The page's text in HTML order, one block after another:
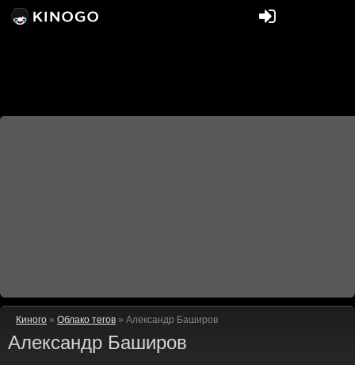
Киного » Облако тегов » Александр Баширов
Александр Баширов